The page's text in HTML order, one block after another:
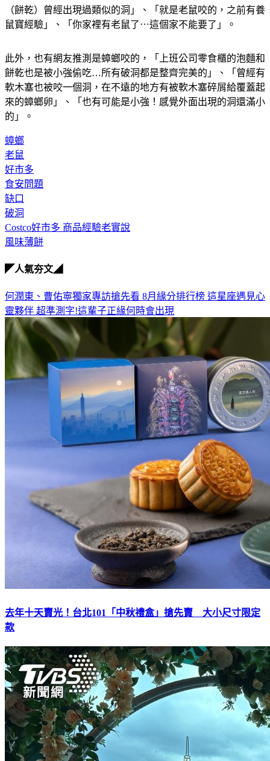
（餅乾）曾經出現過類似的洞」、「就是老鼠咬的，之前有養
鼠寶經驗」、「你家裡有老鼠了⋯這個家不能要了」。
此外，也有網友推測是蟑螂咬的，「上班公司零食櫃的泡麵和
餅乾也是被小強偷吃…所有破洞都是整齊完美的」、「曾經有
軟木塞也被咬一個洞，在不遠的地方有被軟木塞碎屑給覆蓋起
來的蟑螂卵」、「也有可能是小強！感覺外面出現的洞還滿小
的」。
蟑螂
老鼠
好市多
食安問題
缺口
破洞
Costco好市多 商品經驗老實說
風味薄餅
◤人氣夯文◢
何潤東、曹佑寧獨家專訪搶先看 8月緣分排行榜 這星座遇見心
靈夥伴 超準測字!這輩子正緣何時會出現
去年十天賣光！台北101「中秋禮盒」搶先賣 大小尺寸限定
款